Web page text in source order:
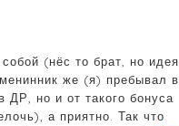
(нёс то брат, но идея
же (я) пребывал в
ДР, но и от такого бонуса
а приятно. Так что